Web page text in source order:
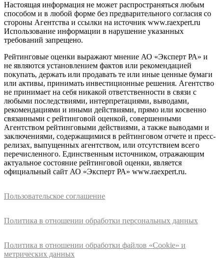
Настоящая информация не может распространяться любым
способом и в любой форме без предварительного согласия со
стороны Агентства и ссылки на источник www.raexpert.ru
Использование информации в нарушение указанных
требований запрещено.
Рейтинговые оценки выражают мнение АО «Эксперт РА» и
не являются установлением фактов или рекомендацией
покупать, держать или продавать те или иные ценные бумаги
или активы, принимать инвестиционные решения. Агентство
не принимает на себя никакой ответственности в связи с
любыми последствиями, интерпретациями, выводами,
рекомендациями и иными действиями, прямо или косвенно
связанными с рейтинговой оценкой, совершенными
Агентством рейтинговыми действиями, а также выводами и
заключениями, содержащимися в рейтинговом отчете и пресс-
релизах, выпущенных агентством, или отсутствием всего
перечисленного. Единственным источником, отражающим
актуальное состояние рейтинговой оценки, является
официальный сайт АО «Эксперт РА» www.raexpert.ru.
Пользовательское соглашение
Политика в отношении обработки персональных данных
Политика в отношении обработки файлов «Cookie» и
метрических данных